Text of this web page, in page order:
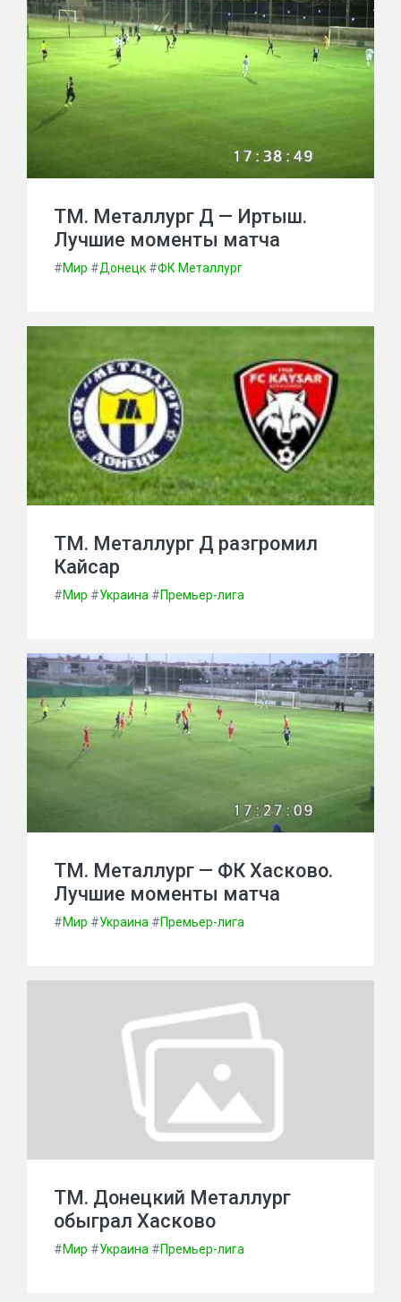
ТМ. Металлург Д — Иртыш.
Лучшие моменты матча
#Мир #Донецк #ФК Металлург
ТМ. Металлург Д разгромил
Кайсар
#Мир #Украина #Премьер-лига
ТМ. Металлург — ФК Хасково.
Лучшие моменты матча
#Мир #Украина #Премьер-лига
ТМ. Донецкий Металлург
обыграл Хасково
#Мир #Украина #Премьер-лига